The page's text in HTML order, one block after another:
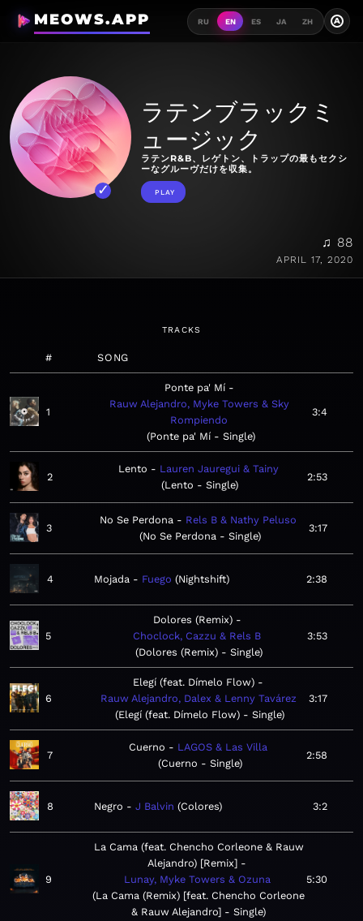
MEOWS.APP RU EN ES JA ZH A
ラテンブラックミ
ュージック
ラテンR&B、レゲトン、トラップの最もセクシ
ーなグルーヴだけを収集。
PLAY
♫ 88
APRIL 17, 2020
TRACKS
# SONG
1
Ponte pa' Mí
Rauw Alejandro, Myke Towers & Sky
Rompiendo
Ponte pa' Mí - Single
3:4
2
Lento
Lauren Jauregui & Tainy
Lento - Single
2:53
3
No Se Perdona
Rels B & Nathy Peluso
No Se Perdona - Single
3:17
4 Mojada Fuego Nightshift 2:38
5
Dolores (Remix)
Choclock, Cazzu & Rels B
Dolores (Remix) - Single
3:53
6
Elegí (feat. Dímelo Flow)
Rauw Alejandro, Dalex & Lenny Tavárez
Elegí (feat. Dímelo Flow) - Single
3:17
7
Cuerno
LAGOS & Las Villa
Cuerno - Single
2:58
8 Negro J Balvin Colores 3:2
9
La Cama (feat. Chencho Corleone & Rauw
Alejandro) [Remix]
Lunay, Myke Towers & Ozuna
La Cama (Remix) [feat. Chencho Corleone
& Rauw Alejandro] - Single
5:30